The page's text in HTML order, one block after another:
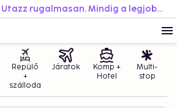
Foglalj könnyedén. Utazz rugalmasan. Mindig a legjobb áron.
Repülő
+
szálloda
Járatok
Komp +
Hotel
Multi-
stop